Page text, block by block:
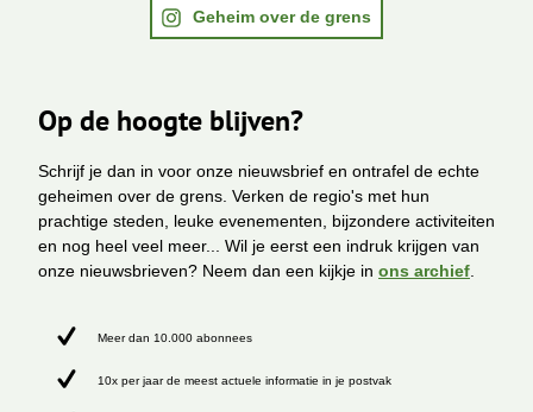
Geheim over de grens
Op de hoogte blijven?
Schrijf je dan in voor onze nieuwsbrief en ontrafel de echte
geheimen over de grens. Verken de regio's met hun
prachtige steden, leuke evenementen, bijzondere activiteiten
en nog heel veel meer... Wil je eerst een indruk krijgen van
onze nieuwsbrieven? Neem dan een kijkje in ons archief
Meer dan 10.000 abonnees
10x per jaar de meest actuele informatie in je postvak